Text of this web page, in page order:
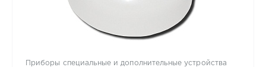
Приборы специальные и дополнительные устройства